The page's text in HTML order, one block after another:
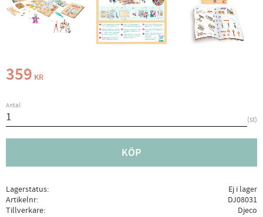
359 KR
Antal
st
KÖP
Lagerstatus
Ej i lager
Artikelnr
DJ08031
Tillverkare
Djeco